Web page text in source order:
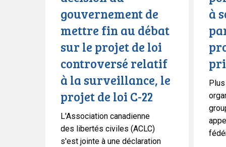
débat
projet
relatif
gouvernement de
mettre fin au débat
sur le projet de loi
controversé relatif
à la surveillance, le
projet de loi C-22
L'Association canadienne
des libertés civiles (ACLC)
s'est jointe à une déclaration
protection
privée
à